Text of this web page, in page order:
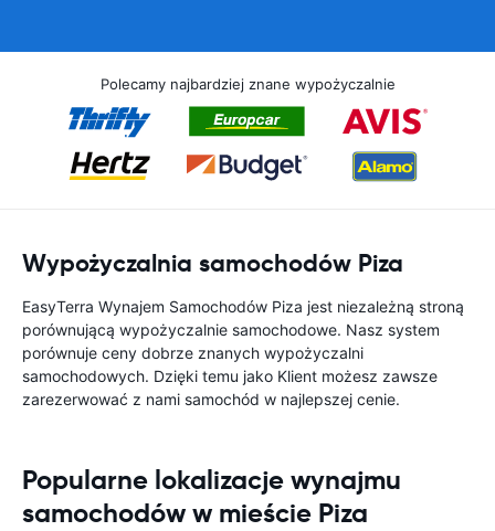
Polecamy najbardziej znane wypożyczalnie
Wypożyczalnia samochodów Piza
EasyTerra Wynajem Samochodów Piza jest niezależną stroną
porównującą wypożyczalnie samochodowe. Nasz system
porównuje ceny dobrze znanych wypożyczalni
samochodowych. Dzięki temu jako Klient możesz zawsze
zarezerwować z nami samochód w najlepszej cenie.
Popularne lokalizacje wynajmu
samochodów w mieście Piza